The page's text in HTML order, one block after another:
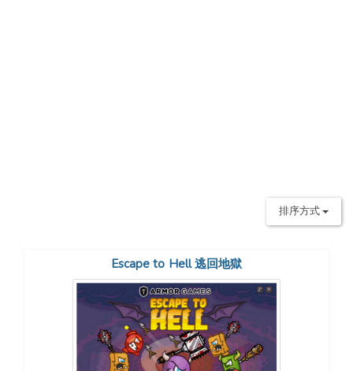
排序方式
Escape to Hell 逃回地獄